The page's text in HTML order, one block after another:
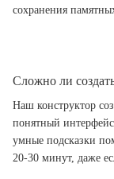
сохранения
Сложно ли
Наш конструктор
понятный
умные подсказки
20-30 минут, даже